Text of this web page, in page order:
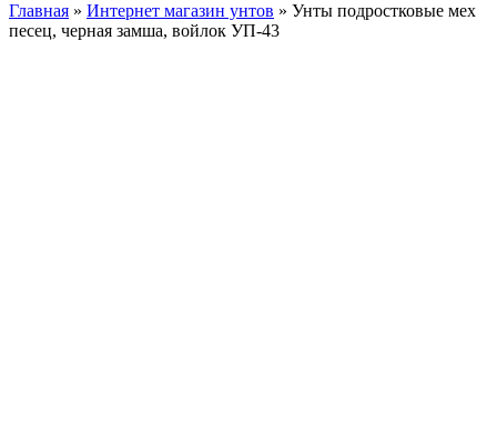
Главная » Интернет магазин унтов » Унты подростковые мех
песец, черная замша, войлок УП-43